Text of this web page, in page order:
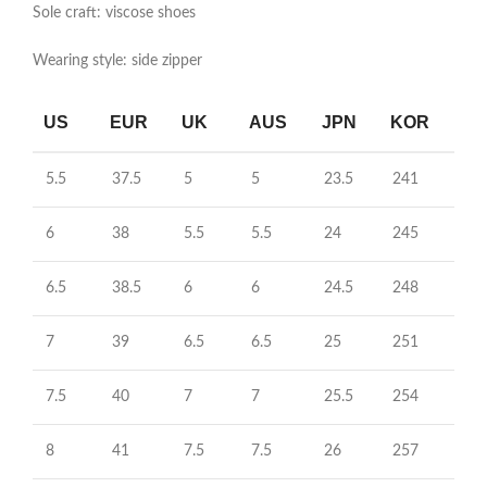
Sole craft: viscose shoes
Wearing style: side zipper
US EUR UK AUS JPN KOR
5.5 37.5 5 5 23.5 241
6 38 5.5 5.5 24 245
6.5 38.5 6 6 24.5 248
7 39 6.5 6.5 25 251
7.5 40 7 7 25.5 254
8 41 7.5 7.5 26 257